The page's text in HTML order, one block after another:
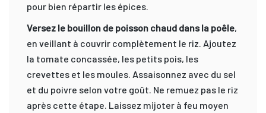
pour bien répartir les épices.
Versez le bouillon de poisson chaud dans la poêle,
en veillant à couvrir complètement le riz. Ajoutez
la tomate concassée, les petits pois, les
crevettes et les moules. Assaisonnez avec du sel
et du poivre selon votre goût. Ne remuez pas le riz
après cette étape. Laissez mijoter à feu moyen